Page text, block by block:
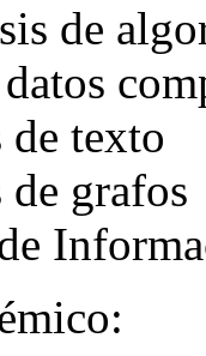
de
de texto
de grafos